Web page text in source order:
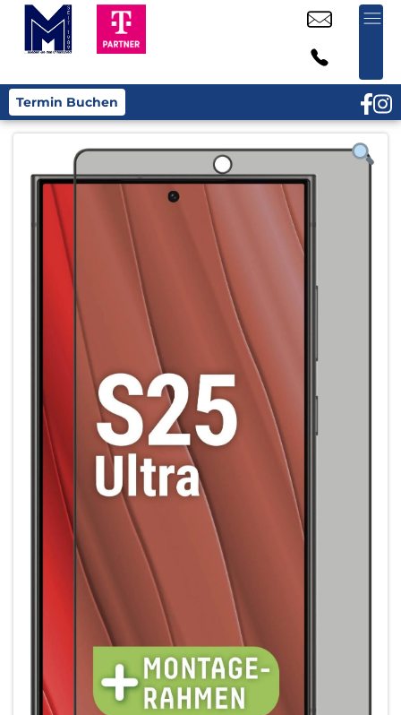
Termin Buchen